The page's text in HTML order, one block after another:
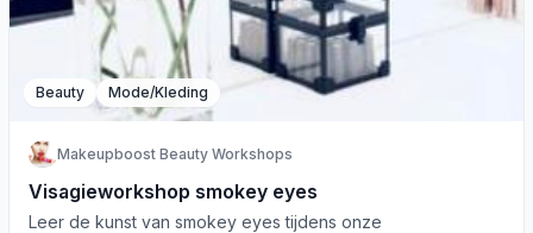
Beauty Mode/Kleding
Makeupboost Beauty Workshops
Visagieworkshop smokey eyes
Leer de kunst van smokey eyes tijdens onze